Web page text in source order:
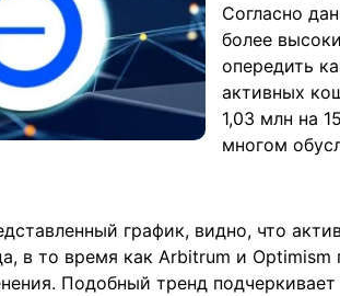
Согласно
более
опередить
активных
1,03 млн на
многом
график, видно, что
в то время как Arbitrum и
Подобный тренд